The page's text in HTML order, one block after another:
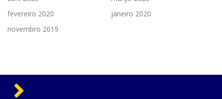
fevereiro 2020
janeiro 2020
novembro 2019